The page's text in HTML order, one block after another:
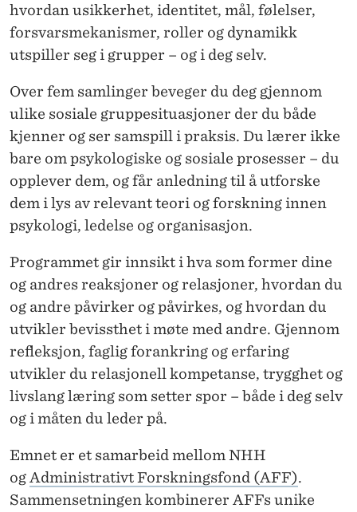
hvordan usikkerhet, identitet, mål, følelser,
forsvarsmekanismer, roller og dynamikk
utspiller seg i grupper – og i deg selv.
Over fem samlinger beveger du deg gjennom
ulike sosiale gruppesituasjoner der du både
kjenner og ser samspill i praksis. Du lærer ikke
bare om psykologiske og sosiale prosesser – du
opplever dem, og får anledning til å utforske
dem i lys av relevant teori og forskning innen
psykologi, ledelse og organisasjon.
Programmet gir innsikt i hva som former dine
og andres reaksjoner og relasjoner, hvordan du
og andre påvirker og påvirkes, og hvordan du
utvikler bevissthet i møte med andre. Gjennom
refleksjon, faglig forankring og erfaring
utvikler du relasjonell kompetanse, trygghet og
livslang læring som setter spor – både i deg selv
og i måten du leder på.
Emnet er et samarbeid mellom NHH
ogAdministrativt Forskningsfond (AFF).
Sammensetningen kombinerer AFFs unike